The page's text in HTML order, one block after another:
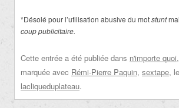
*Désolé pour l’utilisation abusive du motstunt
coup publicitaire.
Cette entrée a été publiée dans n'importe quoi,
marquée avec Rémi-Pierre Paquin, sextape, le
lacliqueduplateau.